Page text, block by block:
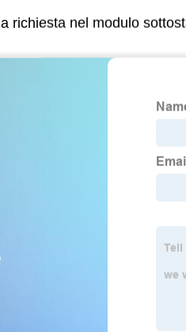
richiesta nel modulo